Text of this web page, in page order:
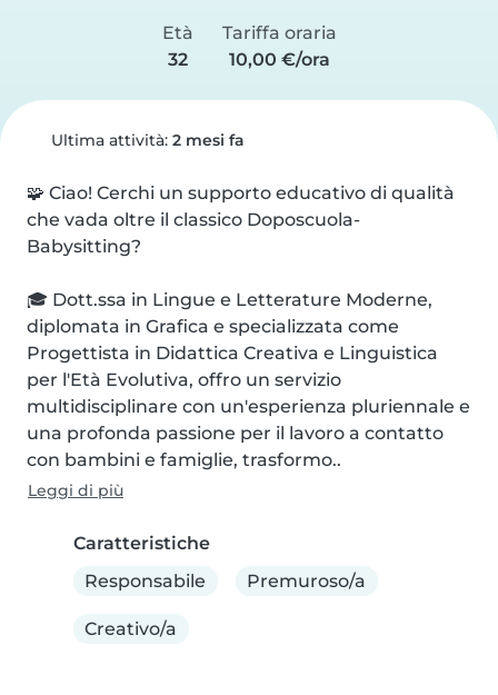
Età
32
Tariffa oraria
10,00 €/ora
Ultima attività: 2 mesi fa
🧩 Ciao! Cerchi un supporto educativo di qualità
che vada oltre il classico Doposcuola-
Babysitting?
🎓 Dott.ssa in Lingue e Letterature Moderne,
diplomata in Grafica e specializzata come
Progettista in Didattica Creativa e Linguistica
per l'Età Evolutiva, offro un servizio
multidisciplinare con un'esperienza pluriennale e
una profonda passione per il lavoro a contatto
con bambini e famiglie, trasformo..
Leggi di più
Caratteristiche
Responsabile
Premuroso/a
Creativo/a